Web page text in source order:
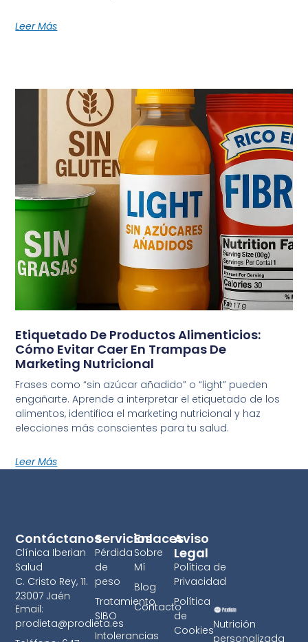
Leer Más
Etiquetado De Productos Alimenticios:
Cómo Evitar Caer En Trampas De
Marketing Nutricional
Frases como “sin azúcar añadido” o “light” pueden
engañarte. Aprende a interpretar el etiquetado de los
alimentos, identifica el marketing nutricional y haz
elecciones más conscientes para tu salud.
Leer Más
Nutrición
personalizada
Servicios
Pérdida
de
peso
Tratamiento
SIBO
Intolerancias
Enlaces
Sobre
Mí
Blog
Contacto
Aviso
Legal
Política de
Privacidad
Política
de
Cookies
Contáctanos
Clínica Iberian
Salud
C. Cristo Rey, 11.
23007 Jaén
Email:
prodieta@prodieta.es